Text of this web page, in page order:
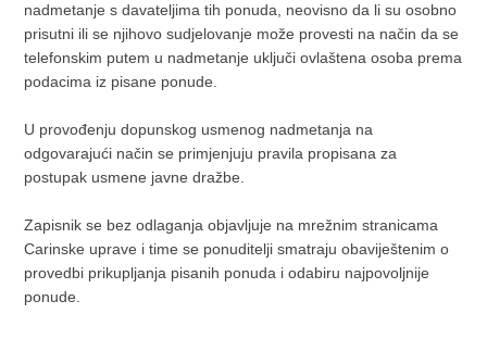
nadmetanje s davateljima tih ponuda, neovisno da li su osobno
prisutni ili se njihovo sudjelovanje može provesti na način da se
telefonskim putem u nadmetanje uključi ovlaštena osoba prema
podacima iz pisane ponude.
U provođenju dopunskog usmenog nadmetanja na
odgovarajući način se primjenjuju pravila propisana za
postupak usmene javne dražbe.
Zapisnik se bez odlaganja objavljuje na mrežnim stranicama
Carinske uprave i time se ponuditelji smatraju obaviještenim o
provedbi prikupljanja pisanih ponuda i odabiru najpovoljnije
ponude.